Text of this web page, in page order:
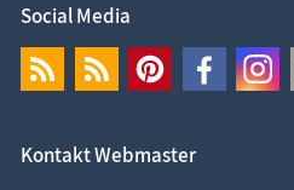
Social Media
Kontakt Webmaster